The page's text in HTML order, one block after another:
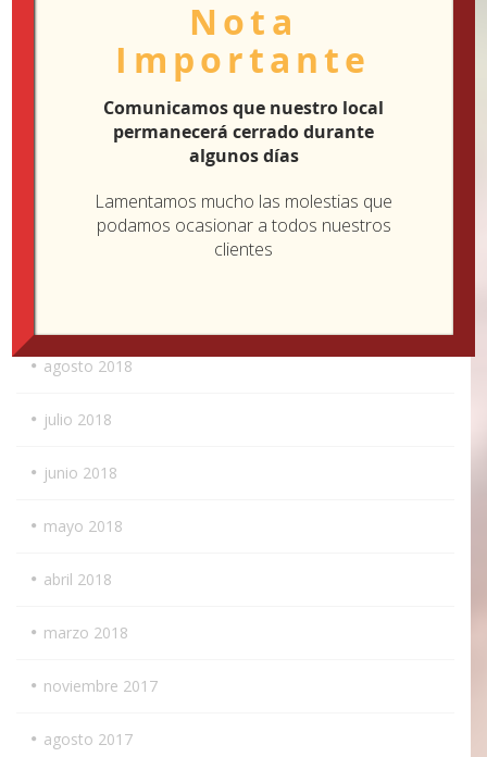
febrero 2019
enero 2019
noviembre 2018
agosto 2018
julio 2018
junio 2018
mayo 2018
abril 2018
marzo 2018
noviembre 2017
agosto 2017
Nota
Importante
Comunicamos que nuestro local
permanecerá cerrado durante
algunos días
Lamentamos mucho las molestias que
podamos ocasionar a todos nuestros
clientes